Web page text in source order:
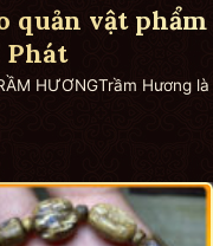
quản vật phẩm
Phát
HƯƠNGTrầm Hương là